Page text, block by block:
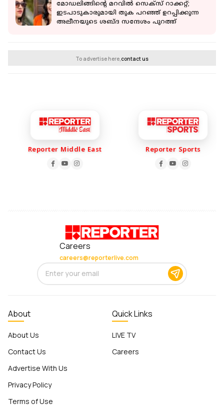
മോഡലിങ്ങിൻ്റെ മറവില്‍ സെക്‌സ് റാക്കറ്റ്;
ഇടപാടുകാരുമായി തുക പറഞ്ഞ് ഉറപ്പിക്കുന്ന
അലീനയുടെ ശബ്ദ സന്ദേശം പുറത്ത്
To advertise here,contact us
Reporter Middle East Reporter Sports
Careers
careers@reporterlive.com
About
About Us
Contact Us
Advertise With Us
Privacy Policy
Terms of Use
Quick Links
LIVE TV
Careers